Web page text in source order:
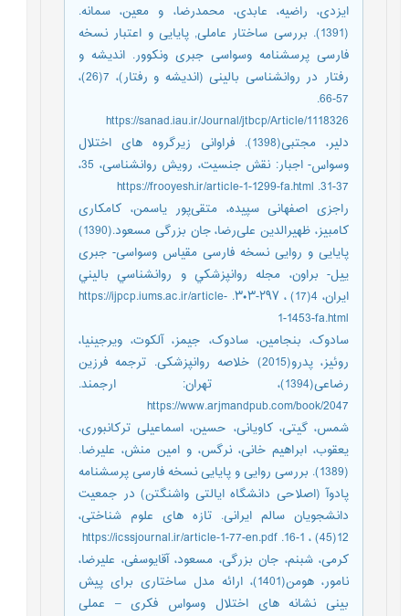
ایزدی، راضیه، عابدی، محمدرضا، و معین، سمانه.
(1391). بررسی ساختار عاملی, پایایی و اعتبار نسخه
فارسی پرسشنامه وسواسی جبری ونکوور. اندیشه و
رفتار در روانشناسی بالینی (اندیشه و رفتار)، 7(26)،
57-66.
https://sanad.iau.ir/Journal/jtbcp/Article/1118326
دلیر، مجتبی(1398). فراوانی زیرگروه های اختلال
وسواس- اجبار: نقش جنسیت، رویش روانشناسی، 35،
37-31. https://frooyesh.ir/article-1-1299-fa.html
راجزی اصفهانی سپیده، متقی‌پور یاسمن، کامکاری
کامبیز، ظهیرالدین علی‌رضا، جان بزرگی مسعود.(1390)
پایایی و روایی نسخه فارسی مقیاس وسواسی- جبری
ییل- براون، مجله روانپزشكي و روانشناسي باليني
ايران، 4(17) ، ۲۹۷-۳۰۳. https://ijpcp.iums.ac.ir/article-
1-1453-fa.html
سادوک، بنجامین، سادوک، جیمز، آلکوت، ویرجینیا،
روئیز، پدرو(2015) خلاصه روانپزشکی. ترجمه فرزین
رضاعی(1394)، تهران: ارجمند.
https://www.arjmandpub.com/book/2047
شمس، گیتی، کاویانی، حسین، اسماعیلی ترکانبوری،
یعقوب، ابراهیم خانی، نرگس، و امین منش، علیرضا.
(1389). بررسی روایی و پایایی نسخه فارسی پرسشنامه
پادوآ (اصلاحی دانشگاه ایالتی واشنگتن) در جمعیت
دانشجویان سالم ایرانی. تازه های علوم شناختی،
12(45) ، 1-16. https://icssjournal.ir/article-1-77-en.pdf
کرمی، شبنم، جان بزرگی، مسعود، آقایوسفی، علیرضا،
نامور، هومن(1401)، ارائه مدل ساختاری برای پیش
بینی نشانه های اختلال وسواس فکری – عملی